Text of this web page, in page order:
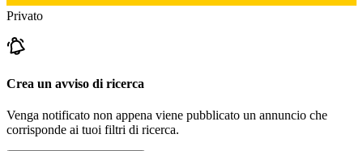
Privato
Crea un avviso di ricerca
Venga notificato non appena viene pubblicato un annuncio che
corrisponde ai tuoi filtri di ricerca.